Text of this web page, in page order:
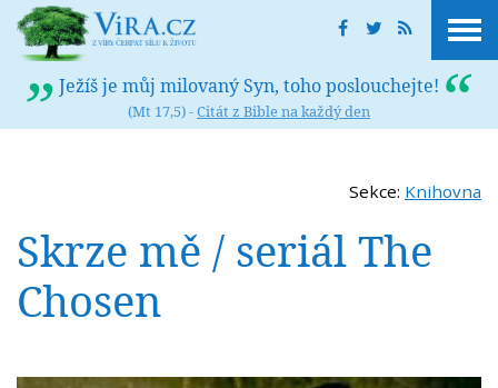
Ježíš je můj milovaný Syn, toho poslouchejte!
(Mt 17,5) -Citát z Bible na každý den
Sekce: Knihovna
Skrze mě / seriál The
Chosen